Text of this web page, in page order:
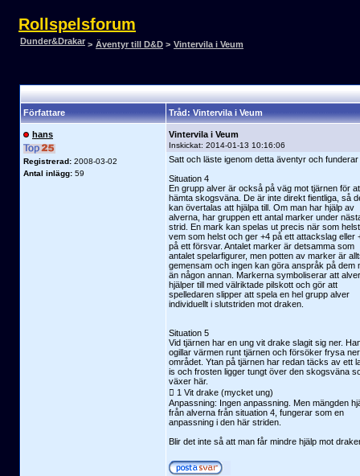
Rollspelsforum
Dunder&Drakar > Äventyr till D&D > Vintervila i Veum
Författare Tråd: Vintervila i Veum
hans
Registrerad: 2008-03-02
Antal inlägg: 59
Vintervila i Veum
Inskickat: 2014-01-13 10:16:06
Satt och läste igenom detta äventyr och funderar
Situation 4
En grupp alver är också på väg mot tjärnen för
hämta skogsväna. De är inte direkt fientliga, så
kan övertalas att hjälpa till. Om man har hjälp av
alverna, har gruppen ett antal marker under
strid. En mark kan spelas ut precis när som
vem som helst och ger +4 på ett attackslag eller
på ett försvar. Antalet marker är detsamma som
antalet spelarfigurer, men potten av marker är
gemensam och ingen kan göra anspråk på dem
än någon annan. Markerna symboliserar att
hjälper till med välriktade pilskott och gör att
spelledaren slipper att spela en hel grupp alver
individuellt i slutstriden mot draken.
Situation 5
Vid tjärnen har en ung vit drake slagit sig ner.
ogillar värmen runt tjärnen och försöker frysa ner
området. Ytan på tjärnen har redan täcks av ett
is och frosten ligger tungt över den skogsväna
växer här.
 1 Vit drake (mycket ung)
Anpassning: Ingen anpassning. Men mängden
från alverna från situation 4, fungerar som en
anpassning i den här striden.
Blir det inte så att man får mindre hjälp mot